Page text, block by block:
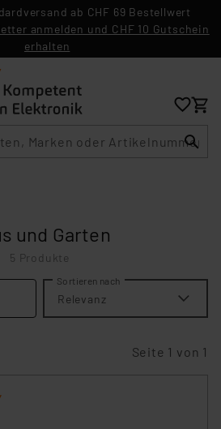
ab CHF 69 Bestellwert
anmelden und CHF 10 Gutschein
erhalten
und Garten
5 Produkte
Sortieren nach
Relevanz
Seite 1 von 1